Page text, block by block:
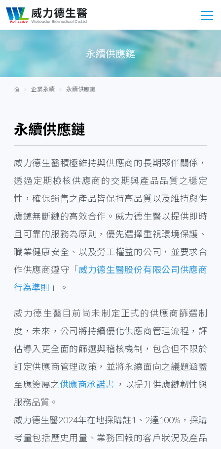
永續供應鏈
企業永續 永續供應鏈
永續供應鏈
威力德生醫積極維持與供應商的長期夥伴關係，
透過定期檢核供應商的交期與產品品質之穩定
性，確保銷售之產品皆保持高品質以及維持與供
應鏈無斷鏈的高效合作。威力德生醫以提供即時
且可靠的服務為原則，優先選擇重視環境保護、
職業健康安全、以及勞工權益的公司，並要求合
作供應商遵守「威力德生醫股份有限公司供應商
行為準則 」。
威力德生醫目前尚未制定正式的供應商篩選制
度，未來，公司將持續優化供應商管理流程，評
估導入更全面的篩選與稽核機制，包含但不限於
訂定供應商管理政策，並將永續面向之議題涵蓋
至應簽屬之供應商承諾書 ，以提升供應鏈韌性與
服務品質。
威力德生醫2024年在地採購註1、2達100%，採購
考量包括歷史用量、業務回報的客戶狀況及產品